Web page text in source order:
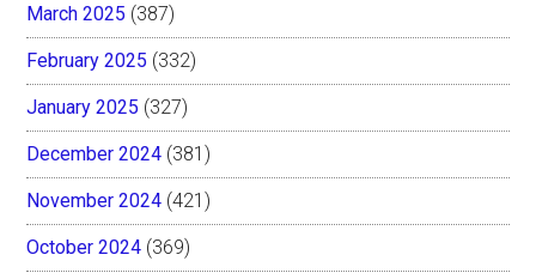
March 2025 (387)
February 2025 (332)
January 2025 (327)
December 2024 (381)
November 2024 (421)
October 2024 (369)